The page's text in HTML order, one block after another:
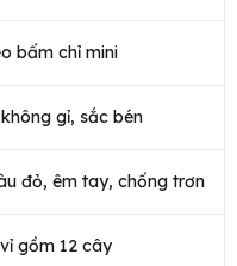
bấm chỉ mini
gỉ, sắc bén
đỏ, êm tay, chống trơn
gồm 12 cây